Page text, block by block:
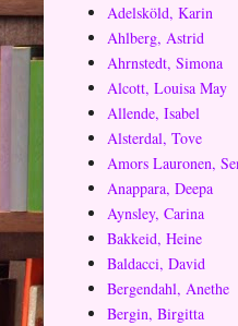
Adelsköld, Karin
Ahlberg, Astrid
Ahrnstedt, Simona
Alcott, Louisa May
Allende, Isabel
Alsterdal, Tove
Amors Lauronen,
Anappara, Deepa
Aynsley, Carina
Bakkeid, Heine
Baldacci, David
Bergendahl, Anethe
Bergin, Birgitta